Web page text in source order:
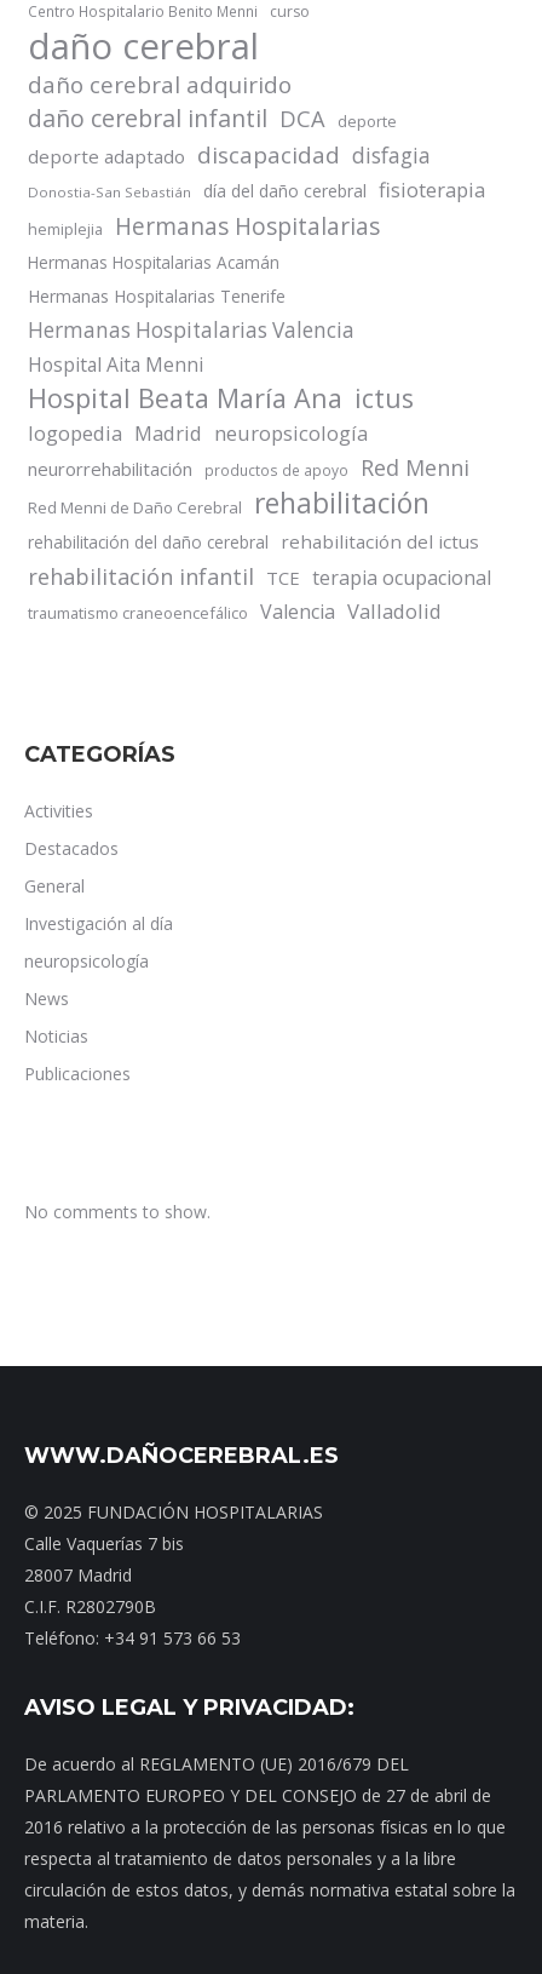
Centro Hospitalario Benito Menni curso
daño cerebral
daño cerebral adquirido
daño cerebral infantil DCA deporte
deporte adaptado discapacidad disfagia
Donostia-San Sebastián día del daño cerebral fisioterapia
hemiplejia Hermanas Hospitalarias
Hermanas Hospitalarias Acamán
Hermanas Hospitalarias Tenerife
Hermanas Hospitalarias Valencia
Hospital Aita Menni
Hospital Beata María Ana ictus
logopedia Madrid neuropsicología
neurorrehabilitación productos de apoyo Red Menni
Red Menni de Daño Cerebral rehabilitación
rehabilitación del daño cerebral rehabilitación del ictus
rehabilitación infantil TCE terapia ocupacional
traumatismo craneoencefálico Valencia Valladolid
CATEGORÍAS
Activities
Destacados
General
Investigación al día
neuropsicología
News
Noticias
Publicaciones
No comments to show.
WWW.DAÑOCEREBRAL.ES
© 2025 FUNDACIÓN HOSPITALARIAS
Calle Vaquerías 7 bis
28007 Madrid
C.I.F. R2802790B
Teléfono: +34 91 573 66 53
AVISO LEGAL Y PRIVACIDAD:
De acuerdo al REGLAMENTO (UE) 2016/679 DEL
PARLAMENTO EUROPEO Y DEL CONSEJO de 27 de abril de
2016 relativo a la protección de las personas físicas en lo que
respecta al tratamiento de datos personales y a la libre
circulación de estos datos, y demás normativa estatal sobre la
materia.